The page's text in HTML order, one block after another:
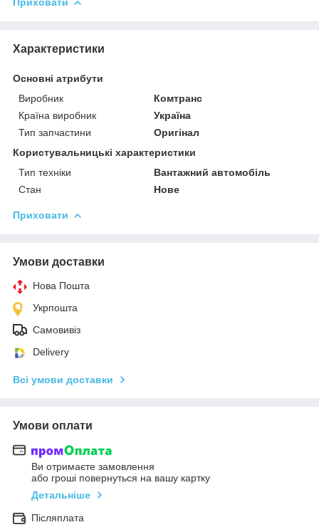
Характеристики
Основні атрибути
Виробник
Комтранс
Країна виробник
Україна
Тип запчастини
Оригінал
Користувальницькі характеристики
Тип техніки
Вантажний автомобіль
Стан
Нове
Приховати
Умови доставки
Нова Пошта
Укрпошта
Самовивіз
Delivery
Всі умови доставки
Умови оплати
Ви отримаєте замовлення
або гроші повернуться на вашу картку
Детальніше
Післяплата